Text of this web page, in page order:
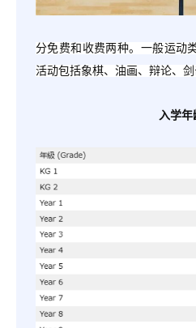
分免费和收费两种。一般运动
活动包括象棋、油画、辩论、剑
入学年